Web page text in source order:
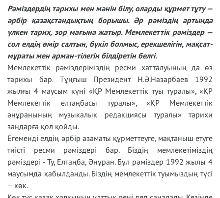
Рәміздердің тарихы мен мәнін білу, оларды құрмет тұту —
әрбір қазақстандықтың борышы. Әр рәміздің артында
үлкен тарих, зор мағына жатыр. Мемлекеттік рәміздер —
сол елдің өмір салтын, бүкіл болмыс, ерекшелігін, мақсат-
мұраты мен арман-тілегін білдіретін белгі.
Мемлекеттік рәміздеріміздің ресми хатталуының да өз
тарихы бар. Тұңғыш Президент Н.Ә.Назарбаев 1992
жылғы 4 маусым күні «ҚР Мемлекеттік туы туралы», «ҚР
Мемлекеттік елтаңбасы туралы», «ҚР Мемлекеттік
әнұранының музыкалық редакциясы туралы» тарихи
заңдарға қол қойды.
Егеменді елдің әрбір азаматы құрметтеуге, мақтаныш етуге
тиісті ресми рәміздері бар. Біздің мемлекетіміздің
рәміздері - Ту, Елтаңба, Әнұран. Бұл рәміздер 1992 жылы 4
маусымда қабылданды. Біздің мемлекеттік туымыздың түсі
– көк.